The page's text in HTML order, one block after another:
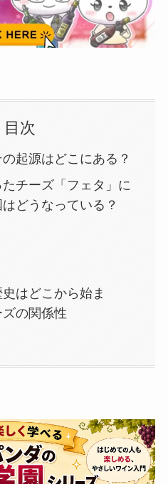
目次
起源はどこにある？
チーズ「フェタ」に
どうなっている？
はどこから始ま
の関係性